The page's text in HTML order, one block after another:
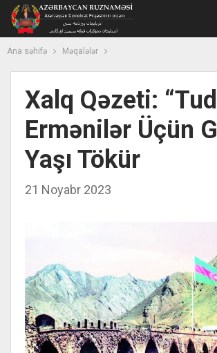
Ana səhifə Məqalələr
Xalq Qəzeti:
Ermənilər Üçün
Yaşı Tökür
21 Noyabr 2023